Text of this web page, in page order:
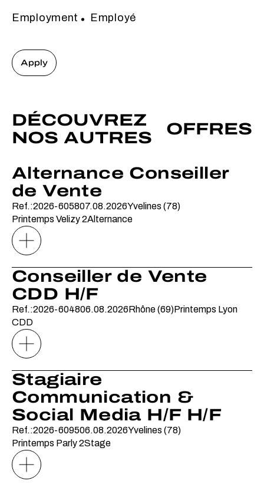
Employment Employé
Apply
DÉCOUVREZ
NOS AUTRES
OFFRES
Alternance Conseiller
de Vente
Ref.:2026-605807.08.2026Yvelines (78)
Printemps Velizy 2Alternance
Conseiller de Vente
CDD H/F
Ref.:2026-604806.08.2026Rhône (69)Printemps Lyon
CDD
Stagiaire
Communication &
Social Media H/F H/F
Ref.:2026-609506.08.2026Yvelines (78)
Printemps Parly 2Stage